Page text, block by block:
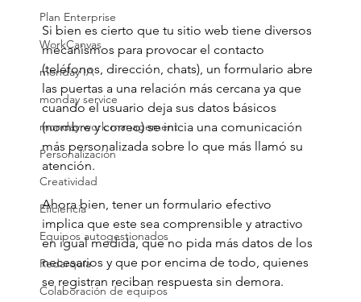
Plan Enterprise
WorkCanvas
monday IA
monday service
monday work management
Personalización
Creatividad
Eficiencia
Equipos autogestionados
Redarquía
Colaboración de equipos
Si bien es cierto que tu sitio web tiene diversos
mecanismos para provocar el contacto
(teléfonos, dirección, chats), un formulario abre
las puertas a una relación más cercana ya que
cuando el usuario deja sus datos básicos
(nombre y correo) se inicia una comunicación
más personalizada sobre lo que más llamó su
atención.
Ahora bien, tener un formulario efectivo
implica que este sea comprensible y atractivo
en igual medida, que no pida más datos de los
necesarios y que por encima de todo, quienes
se registran reciban respuesta sin demora.